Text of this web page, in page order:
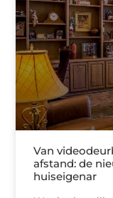
Van
afstand: de
huiseigenar